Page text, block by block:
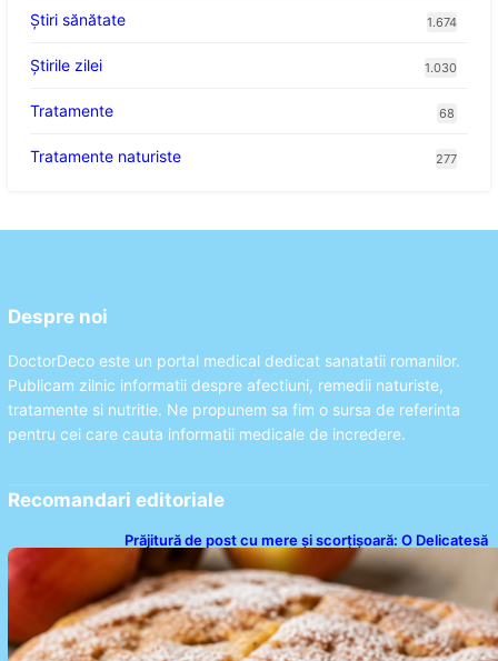
Ştiri sănătate 1.674
Știrile zilei 1.030
Tratamente 68
Tratamente naturiste 277
Despre noi
DoctorDeco este un portal medical dedicat sanatatii romanilor.
Publicam zilnic informatii despre afectiuni, remedii naturiste,
tratamente si nutritie. Ne propunem sa fim o sursa de referinta
pentru cei care cauta informatii medicale de incredere.
Recomandari editoriale
Prăjitură de post cu mere și scorțișoară: O Delicatesă
Dulce pentru Postul Adormirii Maicii Domnului